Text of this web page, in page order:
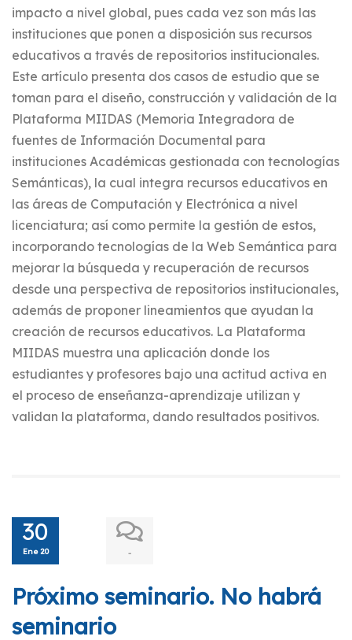
impacto a nivel global, pues cada vez son más las
instituciones que ponen a disposición sus recursos
educativos a través de repositorios institucionales.
Este artículo presenta dos casos de estudio que se
toman para el diseño, construcción y validación de la
Plataforma MIIDAS (Memoria Integradora de
fuentes de Información Documental para
instituciones Académicas gestionada con tecnologías
Semánticas), la cual integra recursos educativos en
las áreas de Computación y Electrónica a nivel
licenciatura; así como permite la gestión de estos,
incorporando tecnologías de la Web Semántica para
mejorar la búsqueda y recuperación de recursos
desde una perspectiva de repositorios institucionales,
además de proponer lineamientos que ayudan la
creación de recursos educativos. La Plataforma
MIIDAS muestra una aplicación donde los
estudiantes y profesores bajo una actitud activa en
el proceso de enseñanza-aprendizaje utilizan y
validan la plataforma, dando resultados positivos.
30
Ene 20 -
Próximo seminario. No habrá
seminario